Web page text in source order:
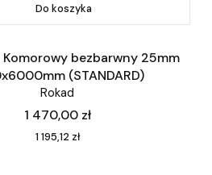
Do koszyka
Komorowy bezbarwny 25mm
(STANDARD)
Rokad
Cena
1 470,00 zł
Cena
1 195,12 zł